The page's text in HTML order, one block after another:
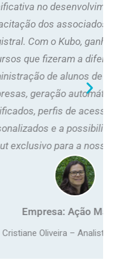
e
da Ação
acesso a
como a
diferentes
de
de criar um
identidade.
Magistral
de Projetos